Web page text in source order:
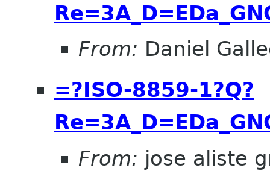
From: Daniel
=?ISO-8859-1?Q?
From: jose aliste